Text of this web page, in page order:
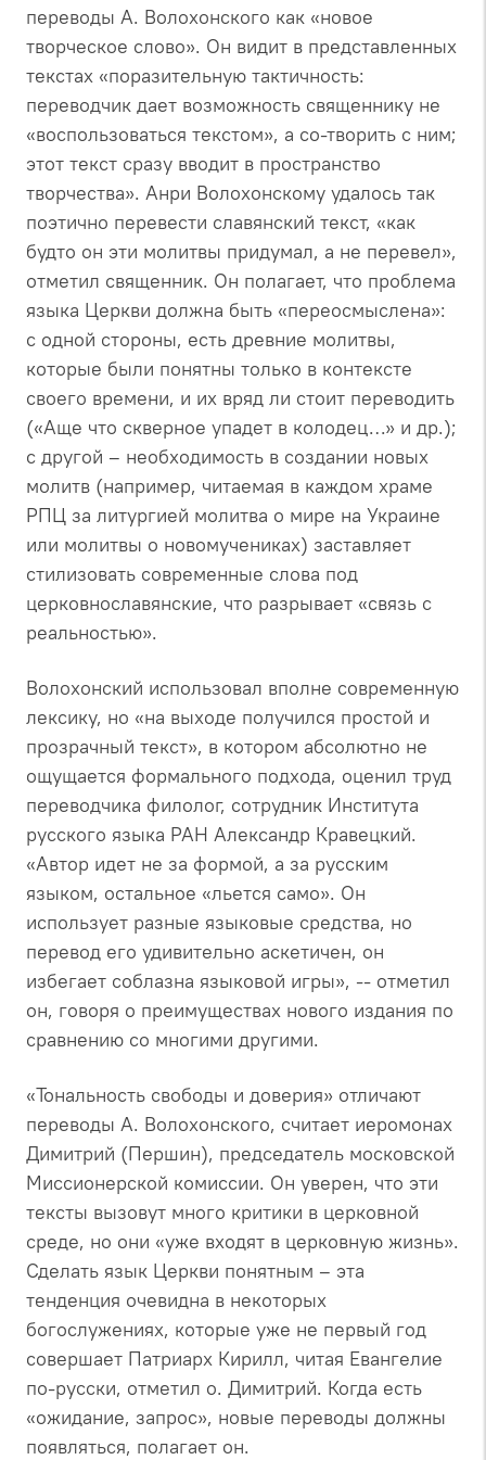
переводы А. Волохонского как «новое
творческое слово». Он видит в представленных
текстах «поразительную тактичность:
переводчик дает возможность священнику не
«воспользоваться текстом», а со-творить с ним;
этот текст сразу вводит в пространство
творчества». Анри Волохонскому удалось так
поэтично перевести славянский текст, «как
будто он эти молитвы придумал, а не перевел»,
отметил священник. Он полагает, что проблема
языка Церкви должна быть «переосмыслена»:
с одной стороны, есть древние молитвы,
которые были понятны только в контексте
своего времени, и их вряд ли стоит переводить
(«Аще что скверное упадет в колодец…» и др.);
с другой – необходимость в создании новых
молитв (например, читаемая в каждом храме
РПЦ за литургией молитва о мире на Украине
или молитвы о новомучениках) заставляет
стилизовать современные слова под
церковнославянские, что разрывает «связь с
реальностью».
Волохонский использовал вполне современную
лексику, но «на выходе получился простой и
прозрачный текст», в котором абсолютно не
ощущается формального подхода, оценил труд
переводчика филолог, сотрудник Института
русского языка РАН Александр Кравецкий.
«Автор идет не за формой, а за русским
языком, остальное «льется само». Он
использует разные языковые средства, но
перевод его удивительно аскетичен, он
избегает соблазна языковой игры», -- отметил
он, говоря о преимуществах нового издания по
сравнению со многими другими.
«Тональность свободы и доверия» отличают
переводы А. Волохонского, считает иеромонах
Димитрий (Першин), председатель московской
Миссионерской комиссии. Он уверен, что эти
тексты вызовут много критики в церковной
среде, но они «уже входят в церковную жизнь».
Сделать язык Церкви понятным – эта
тенденция очевидна в некоторых
богослужениях, которые уже не первый год
совершает Патриарх Кирилл, читая Евангелие
по-русски, отметил о. Димитрий. Когда есть
«ожидание, запрос», новые переводы должны
появляться, полагает он.